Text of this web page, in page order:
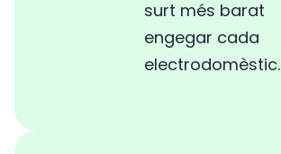
surt més barat
engegar cada
electrodomèstic.